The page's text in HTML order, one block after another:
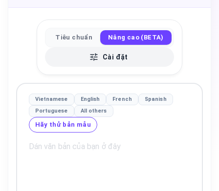
Tiêu chuẩn Nâng cao (BETA)
Cài đặt
Vietnamese English French
Spanish
Portuguese
All others
Hãy thử bản mẫu